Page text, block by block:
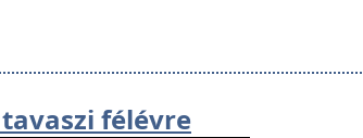
félévre